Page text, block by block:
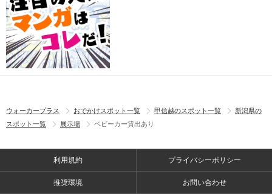
ウォーカープラス おでかけスポット一覧 甲信越のスポット一覧
新潟県の
スポット一覧
展示場 ベビーカー貸出あり
利用規約 プライバシーポリシー
推奨環境 お問い合わせ